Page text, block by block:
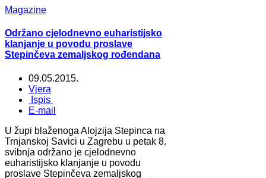
Magazine
Održano cjelodnevno euharistijsko
klanjanje u povodu proslave
Stepinčeva zemaljskog rođendana
09.05.2015.
Vjera
Ispis
E-mail
U župi blaženoga Alojzija Stepinca na
Trnjanskoj Savici u Zagrebu u petak 8.
svibnja održano je cjelodnevno
euharistijsko klanjanje u povodu
proslave Stepinčeva zemaljskog